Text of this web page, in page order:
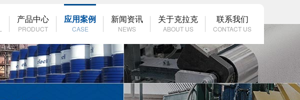
产品中心
PRODUCT
应用案例
CASE
新闻资讯
NEWS
关于克拉克
ABOUT US
联系我们
CONTACT US